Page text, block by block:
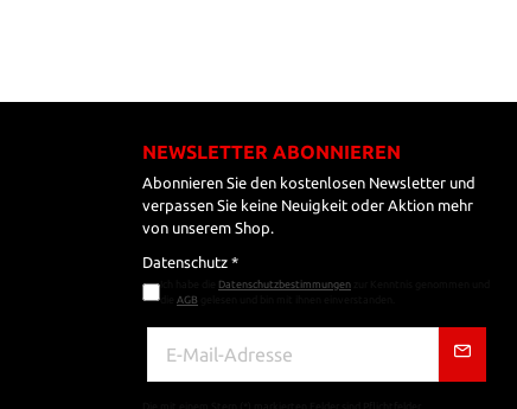
NEWSLETTER ABONNIEREN
Abonnieren Sie den kostenlosen Newsletter und
verpassen Sie keine Neuigkeit oder Aktion mehr
von unserem Shop.
Datenschutz *
Datenschutzbestimmungen
AGB